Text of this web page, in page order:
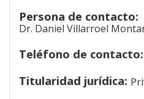
Persona de contacto:
Dr. Daniel Villarroel
Teléfono de contacto:
Titularidad jurídica: